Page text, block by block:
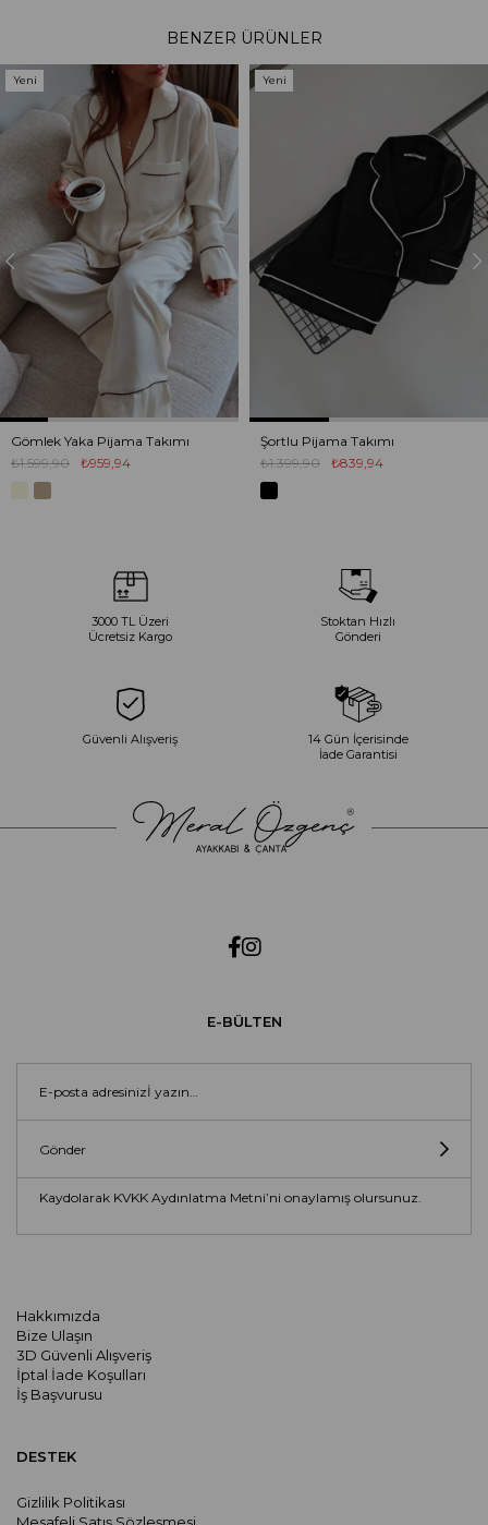
BENZER ÜRÜNLER
Gömlek Yaka Pijama Takımı
₺959,94
₺1.599,90
Yeni
Şortlu Pijama Takımı
₺839,94
₺1.399,90
Yeni
3000 TL Üzeri
Ücretsiz Kargo
Stoktan Hızlı
Gönderi
Güvenli Alışveriş
14 Gün İçerisinde
İade Garantisi
Hakkımızda
Bize Ulaşın
3D Güvenli Alışveriş
İptal İade Koşulları
İş Başvurusu
E-BÜLTEN
Gönder
Kaydolarak KVKK Aydınlatma Metni’ni onaylamış olursunuz.
DESTEK
Gizlilik Politikası